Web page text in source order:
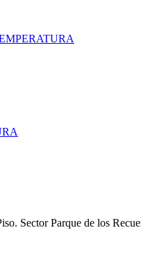
Sector Parque de los